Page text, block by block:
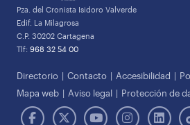
Pza. del Cronista Isidoro Valverde
Edif. La Milagrosa
C.P. 30202 Cartagena
Tlf: 968 32 54 00
Directorio Contacto Accesibilidad
Mapa web
Aviso legal Protección de